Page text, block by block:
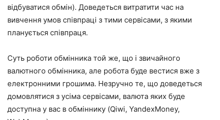
відбуватися обмін). Доведеться витратити час на
вивчення умов співпраці з тими сервісами, з якими
планується співпраця.
Суть роботи обмінника той же, що і звичайного
валютного обмінника, але робота буде вестися вже з
електронними грошима. Незручно те, що доведеться
домовлятися з усіма сервісами, валюта яких буде
доступна у вас в обміннику (Qiwi, YandexMoney,